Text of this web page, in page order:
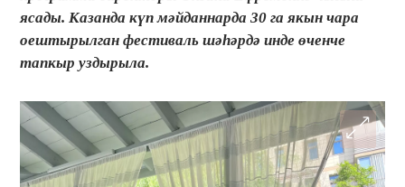
ясады. Казанда күп мәйданнарда 30 га якын чара
оештырылган фестиваль шәһәрдә инде өченче
тапкыр уздырыла.